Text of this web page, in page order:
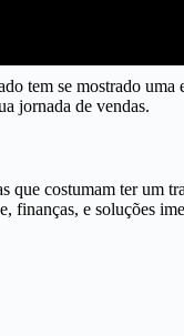
tem se mostrado
jornada de vendas.
costumam ter um
finanças, e soluções